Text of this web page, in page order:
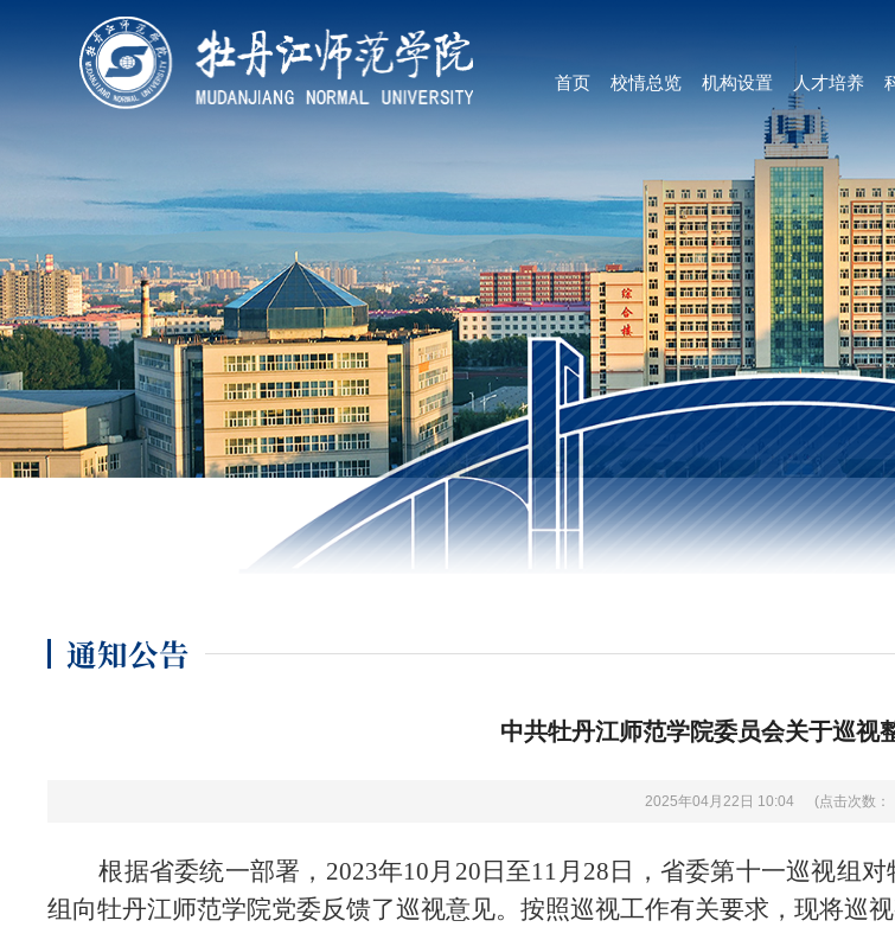
首页 校情总览 机构设置 人才培养
通知公告
中共牡丹江师范学院委员会关于巡视
2025年04月22日 10:04 (点击次数：
根据省委统一部署， 2023年10月20日至11月28日，省委第十一巡视组
组向牡丹江师范学院党委反馈了巡视意见。按照巡视工作有关要求，现将巡视